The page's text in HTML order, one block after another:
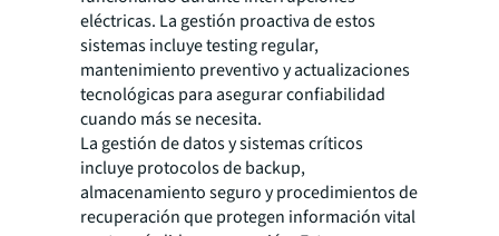
eléctricas. La gestión proactiva de estos
sistemas incluye testing regular,
mantenimiento preventivo y actualizaciones
tecnológicas para asegurar confiabilidad
cuando más se necesita.
La gestión de datos y sistemas críticos
incluye protocolos de backup,
almacenamiento seguro y procedimientos de
recuperación que protegen información vital